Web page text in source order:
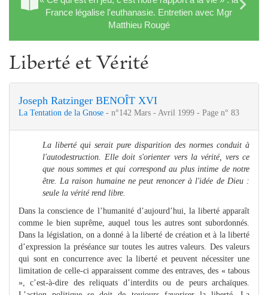
France légalise l'euthanasie. Entretien avec Mgr
Matthieu Rougé
Liberté et Vérité
Joseph Ratzinger BENOÎT XVI
La Tentation de la Gnose - n°142 Mars - Avril 1999 - Page n° 83
La liberté qui serait pure disparition des normes conduit à
l'autodestruction. Elle doit s'orienter vers la vérité, vers ce
que nous sommes et qui correspond au plus intime de notre
être. La raison humaine ne peut renoncer à l'idée de Dieu :
seule la vérité rend libre.
Dans la conscience de l’humanité d’aujourd’hui, la liberté apparaît
comme le bien suprême, auquel tous les autres sont subordonnés.
Dans la législation, on a donné à la liberté de création et à la liberté
d’expression la préséance sur toutes les autres valeurs. Des valeurs
qui sont en concurrence avec la liberté et peuvent nécessiter une
limitation de celle-ci apparaissent comme des entraves, des « tabous
», c’est-à-dire des reliquats d’interdits ou de peurs archaïques.